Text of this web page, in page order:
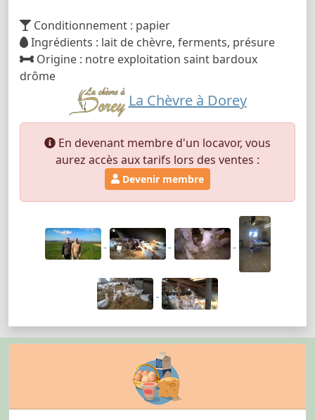
Conditionnement : papier
Ingrédients : lait de chèvre, ferments, présure
Origine : notre exploitation saint bardoux
drôme
La Chèvre à Dorey
En devenant membre d'un locavor, vous
aurez accès aux tarifs lors des ventes :
Devenir membre